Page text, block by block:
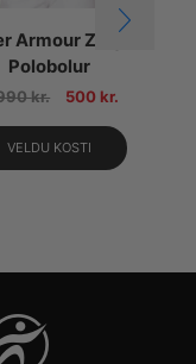
Armour Zinger
Polobolur
kr. 500 kr.
VELDU KOSTI